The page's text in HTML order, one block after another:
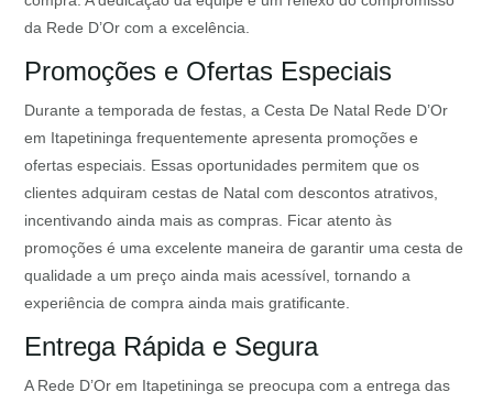
da Rede D’Or com a excelência.
Promoções e Ofertas Especiais
Durante a temporada de festas, a Cesta De Natal Rede D’Or
em Itapetininga frequentemente apresenta promoções e
ofertas especiais. Essas oportunidades permitem que os
clientes adquiram cestas de Natal com descontos atrativos,
incentivando ainda mais as compras. Ficar atento às
promoções é uma excelente maneira de garantir uma cesta de
qualidade a um preço ainda mais acessível, tornando a
experiência de compra ainda mais gratificante.
Entrega Rápida e Segura
A Rede D’Or em Itapetininga se preocupa com a entrega das